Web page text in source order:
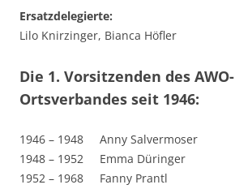
Ersatzdelegierte:
Lilo Knirzinger, Bianca Höfler
Die 1. Vorsitzenden des AWO-
Ortsverbandes seit 1946:
1946 – 1948 Anny Salvermoser
1948 – 1952 Emma Düringer
1952 – 1968 Fanny Prantl